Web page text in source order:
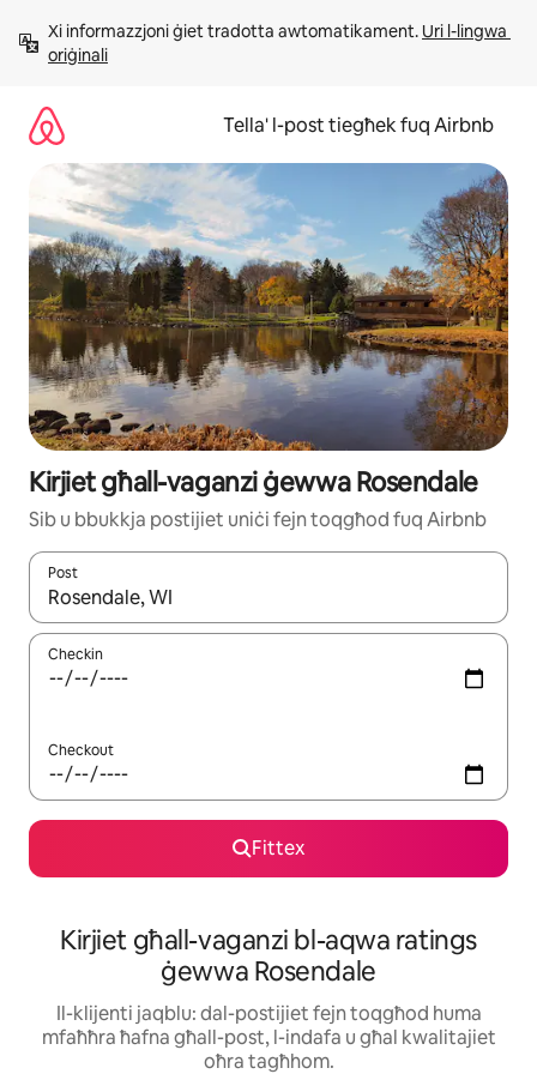
għall-
kontenut
Xi informazzjoni ġiet tradotta awtomatikament. Uri l-lingwa
oriġinali
Tella' l-post tiegħek fuq Airbnb
Kirjiet għall-vaganzi ġewwa Rosendale
Sib u bbukkja postijiet uniċi fejn toqgħod fuq Airbnb
Post
Meta r-riżultati jkunu disponibbli, tista' tmur minn riżultat
Checkin
Checkout
Fittex
Kirjiet għall-vaganzi bl-aqwa ratings
ġewwa Rosendale
Il-klijenti jaqblu: dal-postijiet fejn toqgħod huma
mfaħħra ħafna għall-post, l-indafa u għal kwalitajiet
oħra tagħhom.